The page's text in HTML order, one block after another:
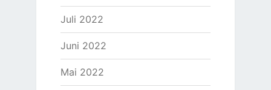
Juli 2022
Juni 2022
Mai 2022